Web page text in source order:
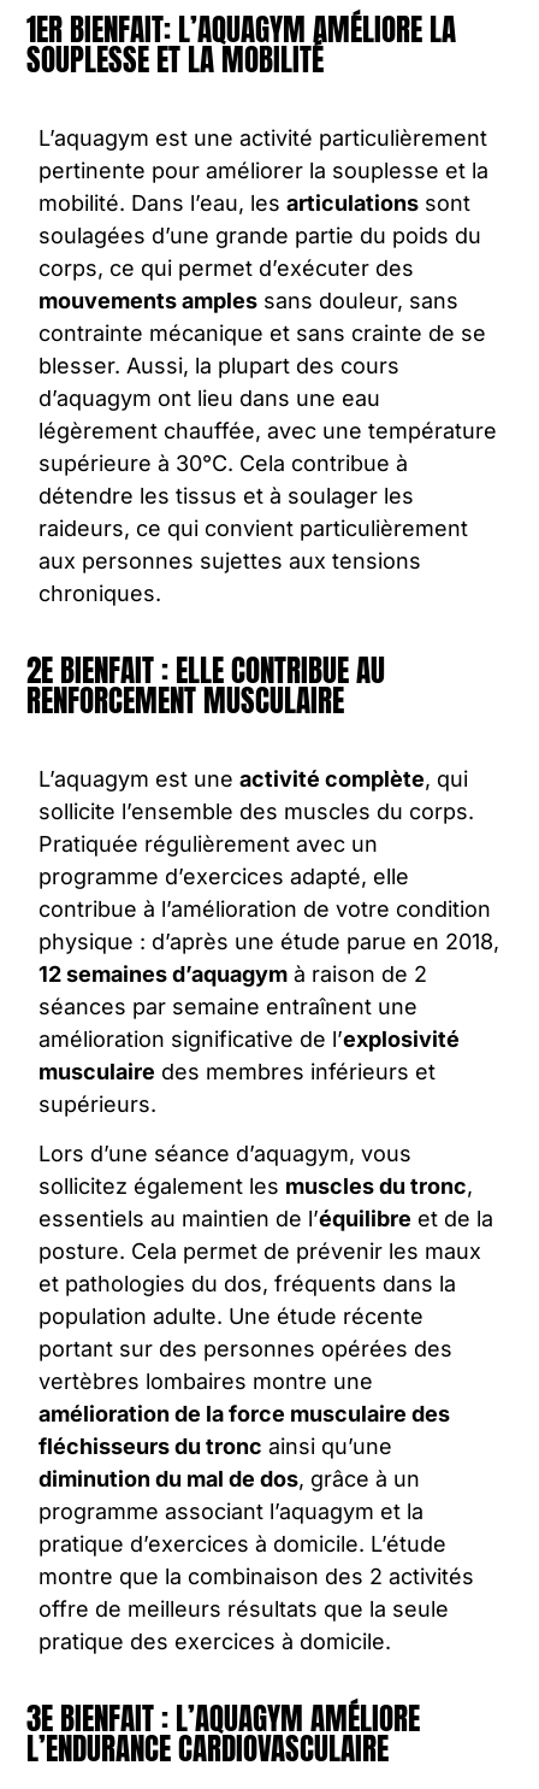
1ER BIENFAIT: L’AQUAGYM AMÉLIORE LA
SOUPLESSE ET LA MOBILITÉ
L’aquagym est une activité particulièrement
pertinente pour améliorer la souplesse et la
mobilité. Dans l’eau, lesarticulations sont
soulagées d’une grande partie du poids du
corps, ce qui permet d’exécuter des
mouvements amples sans douleur, sans
contrainte mécanique et sans crainte de se
blesser. Aussi, la plupart des cours
d’aquagym ont lieu dans une eau
légèrement chauffée, avec une température
supérieure à 30°C. Cela contribue à
détendre les tissus et à soulager les
raideurs, ce qui convient particulièrement
aux personnes sujettes aux tensions
chroniques.
2E BIENFAIT : ELLE CONTRIBUE AU
RENFORCEMENT MUSCULAIRE
L’aquagym est uneactivité complète, qui
sollicite l’ensemble des muscles du corps.
Pratiquée régulièrement avec un
programme d’exercices adapté, elle
contribue à l’amélioration de votre condition
physique : d’après une étude parue en 2018,
12 semaines d’aquagym à raison de 2
séances par semaine entraînent une
amélioration significative de l’explosivité
musculaire des membres inférieurs et
supérieurs.
Lors d’une séance d’aquagym, vous
sollicitez également les muscles du tronc,
essentiels au maintien de l’équilibre et de la
posture. Cela permet de prévenir les maux
et pathologies du dos, fréquents dans la
population adulte. Une étude récente
portant sur des personnes opérées des
vertèbres lombaires montre une
amélioration de la force musculaire des
fléchisseurs du tronc ainsi qu’une
diminution du mal de dos, grâce à un
programme associant l’aquagym et la
pratique d’exercices à domicile. L’étude
montre que la combinaison des 2 activités
offre de meilleurs résultats que la seule
pratique des exercices à domicile.
3E BIENFAIT : L’AQUAGYM AMÉLIORE
L’ENDURANCE CARDIOVASCULAIRE